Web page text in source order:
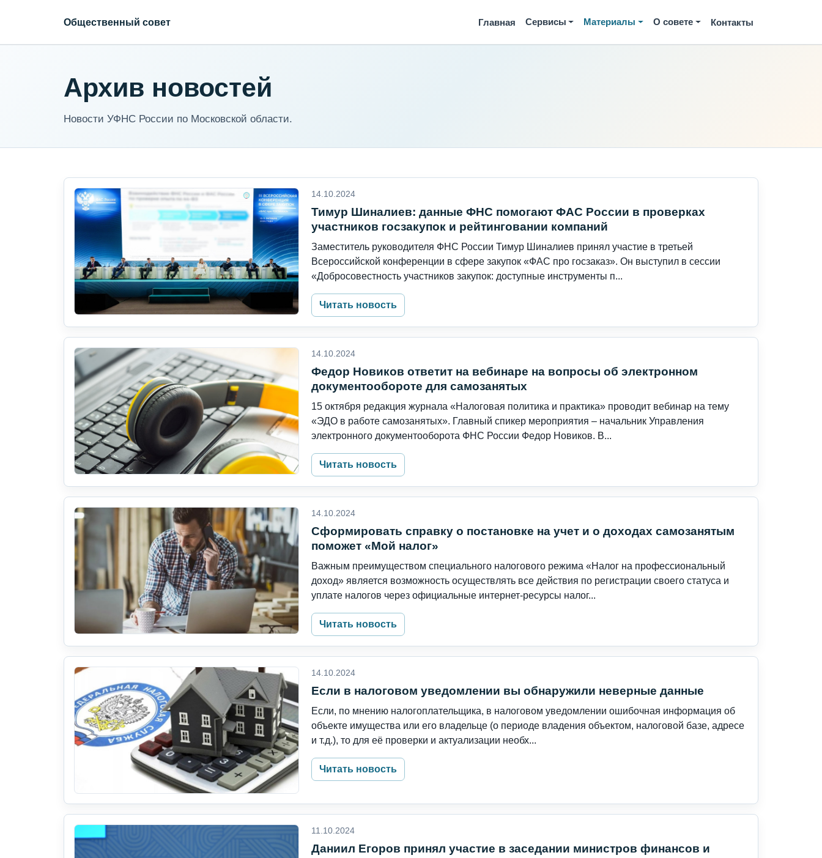
Общественный совет Главная Сервисы Материалы О совете Контакты
Архив новостей
Новости УФНС России по Московской области.
14.10.2024
Тимур Шиналиев: данные ФНС помогают ФАС России в проверках
участников госзакупок и рейтинговании компаний
Заместитель руководителя ФНС России Тимур Шиналиев принял участие в третьей
Всероссийской конференции в сфере закупок «ФАС про госзаказ». Он выступил в сессии
«Добросовестность участников закупок: доступные инструменты п...
Читать новость
14.10.2024
Федор Новиков ответит на вебинаре на вопросы об электронном
документообороте для самозанятых
15 октября редакция журнала «Налоговая политика и практика» проводит вебинар на тему
«ЭДО в работе самозанятых». Главный спикер мероприятия – начальник Управления
электронного документооборота ФНС России Федор Новиков. В...
Читать новость
14.10.2024
Сформировать справку о постановке на учет и о доходах самозанятым
поможет «Мой налог»
Важным преимуществом специального налогового режима «Налог на профессиональный
доход» является возможность осуществлять все действия по регистрации своего статуса и
уплате налогов через официальные интернет-ресурсы налог...
Читать новость
14.10.2024
Если в налоговом уведомлении вы обнаружили неверные данные
Если, по мнению налогоплательщика, в налоговом уведомлении ошибочная информация об
объекте имущества или его владельце (о периоде владения объектом, налоговой базе, адресе
и т.д.), то для её проверки и актуализации необх...
Читать новость
11.10.2024
Даниил Егоров принял участие в заседании министров финансов и